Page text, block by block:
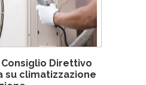
Consiglio Direttivo
su climatizzazione